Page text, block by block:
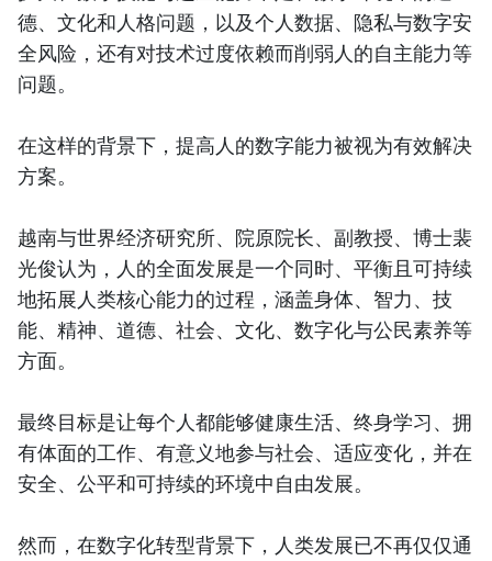
德、文化和人格问题，以及个人数据、隐私与数字安
全风险，还有对技术过度依赖而削弱人的自主能力等
问题。
在这样的背景下，提高人的数字能力被视为有效解决
方案。
越南与世界经济研究所、院原院长、副教授、博士裴
光俊认为，人的全面发展是一个同时、平衡且可持续
地拓展人类核心能力的过程，涵盖身体、智力、技
能、精神、道德、社会、文化、数字化与公民素养等
方面。
最终目标是让每个人都能够健康生活、终身学习、拥
有体面的工作、有意义地参与社会、适应变化，并在
安全、公平和可持续的环境中自由发展。
然而，在数字化转型背景下，人类发展已不再仅仅通